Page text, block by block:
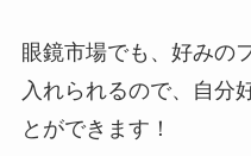
眼鏡市場でも、好みの
入れられるので、自分
とができます！